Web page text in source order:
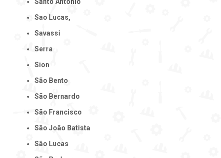
Sao Lucas,
Savassi
Serra
Sion
São Bento
São Bernardo
São Francisco
São João Batista
São Lucas